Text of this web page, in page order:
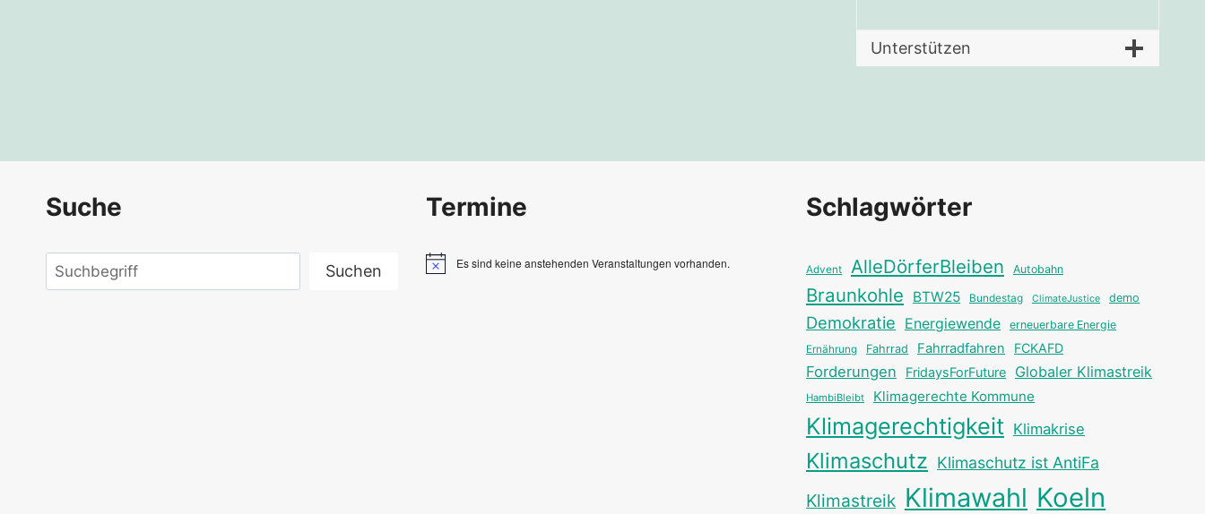
Unterstützen
Suche
Suchen Suchen
Termine
HinweisEs sind keine anstehenden Veranstaltungen vorhanden.
Schlagwörter
Advent AlleDörferBleiben Autobahn
Braunkohle BTW25 Bundestag ClimateJustice demo
Demokratie Energiewende erneuerbare Energie
Ernährung Fahrrad Fahrradfahren FCKAFD
Forderungen FridaysForFuture Globaler Klimastreik
HambiBleibt Klimagerechte Kommune
Klimagerechtigkeit Klimakrise
Klimaschutz Klimaschutz ist AntiFa
Klimastreik Klimawahl Koeln